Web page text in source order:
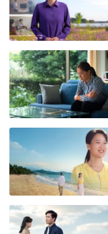
war im Zwiespalt.
und dachte an
Verbreitung der
wichtige Rolle
Gottes Erlaubnis
Fahnenflüchtigen
größte aller
als ein Akt des
Die Diskurse des
Predigen des
meine Pflicht